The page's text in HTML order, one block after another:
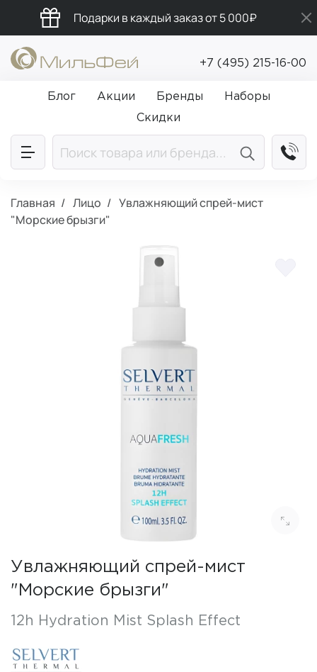
Подарки в каждый заказ от 5 000₽
Промокод ПРИВЕТ
Бесплатная доставка от 5 000₽
+7 (495) 215-16-00
Блог Акции Бренды
Наборы
Скидки
Главная Лицо
Увлажняющий спрей-мист
"Морские брызги"
Увлажняющий спрей-мист
"Морские брызги"
12h Hydration Mist Splash Effect